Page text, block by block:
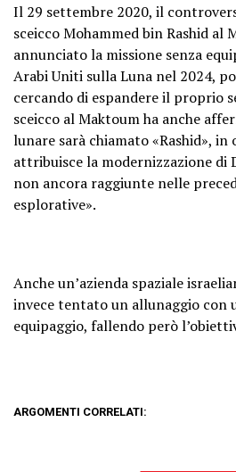
Il 29 settembre 2020, il
sceicco Mohammed bin Rashid al
annunciato la missione senza
Arabi Uniti sulla Luna nel 2024,
cercando di espandere il proprio
sceicco al Maktoum ha anche
lunare sarà chiamato «Rashid», in
attribuisce la modernizzazione di
non ancora raggiunte nelle
esplorative».
Anche un’azienda spaziale
invece tentato un allunaggio con
equipaggio, fallendo però
ARGOMENTI CORRELATI: